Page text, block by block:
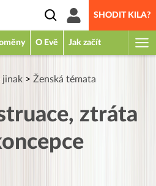
SHODIT KILA?
O Evě Jak začít
jinak > Ženská témata
ztráta